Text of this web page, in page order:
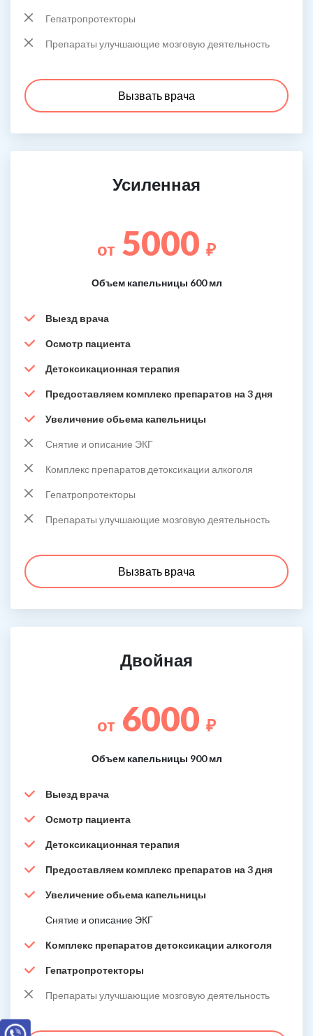
Гепатропротекторы
Препараты улучшающие мозговую деятельность
Вызвать врача
Усиленная
от 5000 ₽
Объем капельницы 600 мл
Выезд врача
Осмотр пациента
Детоксикационная терапия
Предоставляем комплекс препаратов на 3 дня
Увеличение обьема капельницы
Снятие и описание ЭКГ
Комплекс препаратов детоксикации алкоголя
Гепатропротекторы
Препараты улучшающие мозговую деятельность
Вызвать врача
Двойная
от 6000 ₽
Объем капельницы 900 мл
Выезд врача
Осмотр пациента
Детоксикационная терапия
Предоставляем комплекс препаратов на 3 дня
Увеличение обьема капельницы
Снятие и описание ЭКГ
Комплекс препаратов детоксикации алкоголя
Гепатропротекторы
Препараты улучшающие мозговую деятельность